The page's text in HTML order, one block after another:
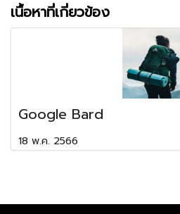
เนื้อหาที่เกี่ยวข้อง
Google Bard
18 พ.ค. 2566